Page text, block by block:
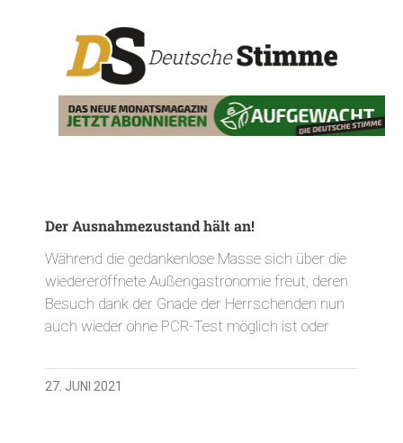
Der Ausnahmezustand hält an!
Während die gedankenlose Masse sich über die
wiedereröffnete Außengastronomie freut, deren
Besuch dank der Gnade der Herrschenden nun
auch wieder ohne PCR-Test möglich ist oder
27. JUNI 2021